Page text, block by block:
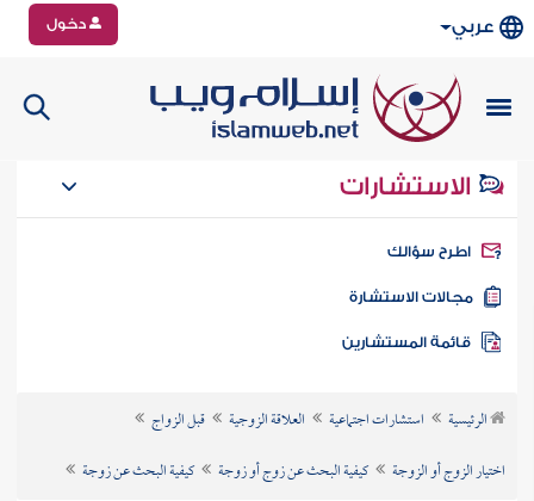
عربي دخول
الاستشارات
سؤالك
الاستشارة
الرئيسية استشارات اجتماعية العلاقة الزوجية
قبل الزواج
اختيار الزوج أو الزوجة
كيفية البحث عن زوج أو زوجة كيفية البحث عن زوجة